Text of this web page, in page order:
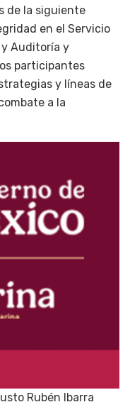
de la siguiente
en el Servicio
Auditoría y
participantes
y líneas de
a la
Rubén Ibarra